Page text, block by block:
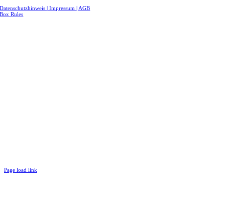
Datenschutzhinweis | Impressum| AGB
Box Rules
Page load link